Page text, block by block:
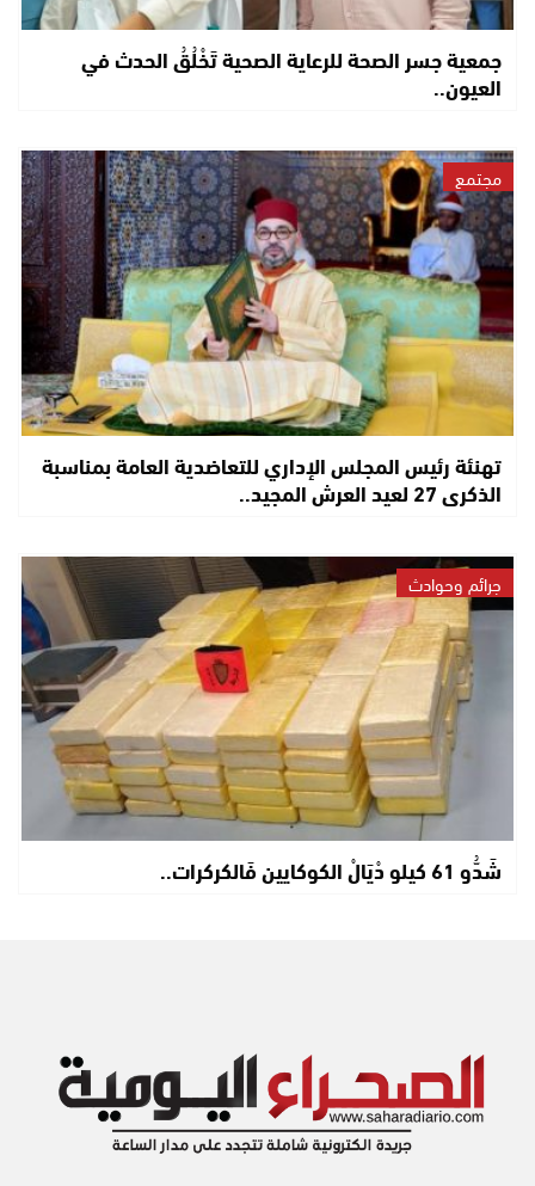
جمعية جسر الصحة للرعاية الصحية تَخْلُقُ الحدث في
العيون..
مجتمع
تهنئة رئيس المجلس الإداري للتعاضدية العامة بمناسبة
الذكرى 27 لعيد العرش المجيد..
جرائم وحوادث
شَدُّو 61 كيلو دْيَالْ الكوكايين فَالكركرات..